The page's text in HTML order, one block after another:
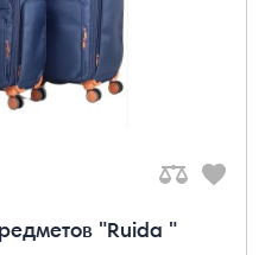
"Ruida "